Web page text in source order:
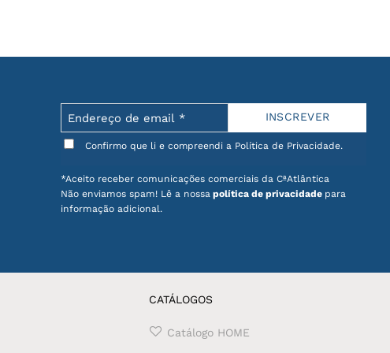
Confirmo que li e compreendi a Política de Privacidade.
*Aceito receber comunicações comerciais da CªAtlântica
Não enviamos spam! Lê a nossa política de privacidade para
informação adicional.
CATÁLOGOS
Catálogo HOME